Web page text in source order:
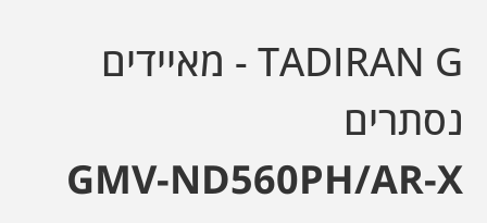
TADIRAN G - מאיידים
נסתרים
GMV-ND560PH/AR-X